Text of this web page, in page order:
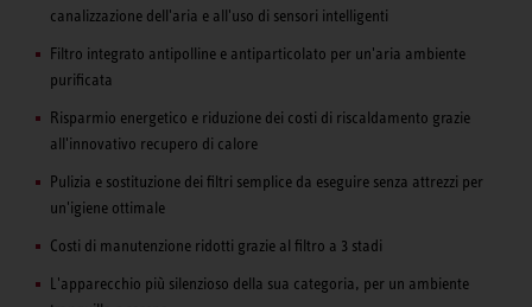
canalizzazione dell'aria e all'uso di sensori intelligenti
Filtro integrato antipolline e antiparticolato per un'aria ambiente
purificata
Risparmio energetico e riduzione dei costi di riscaldamento grazie
all'innovativo recupero di calore
Pulizia e sostituzione dei filtri semplice da eseguire senza attrezzi per
un'igiene ottimale
Costi di manutenzione ridotti grazie al filtro a 3 stadi
L'apparecchio più silenzioso della sua categoria, per un ambiente